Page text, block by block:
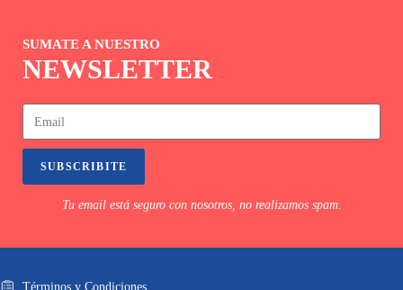
SUMATE A NUESTRO
NEWSLETTER
SUBSCRIBITE
Tu email está seguro con nosotros, no realizamos spam.
Términos y Condiciones